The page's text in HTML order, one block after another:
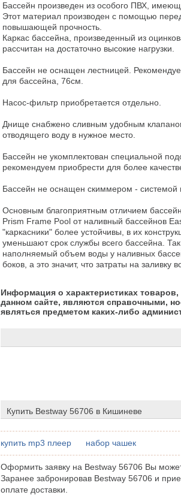
Бассейн произведен из особого ПВХ,
Этот материал производен с помощью
повышающей прочность.
Каркас бассейна, произведенный из
рассчитан на достаточно высокие нагрузки.
Бассейн не оснащен лестницей.
для бассейна, 76см.
Насос-фильтр приобретается отдельно.
Днище снабжено сливным удобным
отводящего воду в нужное место.
Бассейн не укомплектован специальной
рекомендуем приобрести для более
Бассейн не оснащен скиммером - системой
Основным благоприятным отличием
Prism Frame Pool от наливный бассейнов
"каркасники" более устойчивы, в их
уменьшают срок службы всего бассейна.
наполняемый объем воды у наливных
боков, а это значит, что затраты на заливку
Информация о характеристиках
данном сайте, являются справочными,
являться предметом каких-либо
Купить Bestway 56706 в Кишиневе
купить mp3 плеер набор чашек
Оформить заявку на Bestway 56706 Вы
Заранее забронировав Bestway 56706 и
оплате доставки.